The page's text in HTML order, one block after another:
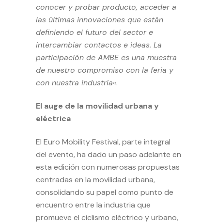
conocer y probar producto, acceder a
las últimas innovaciones que están
definiendo el futuro del sector e
intercambiar contactos e ideas. La
participación de AMBE es una muestra
de nuestro compromiso con la feria y
con nuestra industria«.
El auge de la movilidad urbana y
eléctrica
El Euro Mobility Festival, parte integral
del evento, ha dado un paso adelante en
esta edición con numerosas propuestas
centradas en la movilidad urbana,
consolidando su papel como punto de
encuentro entre la industria que
promueve el ciclismo eléctrico y urbano,